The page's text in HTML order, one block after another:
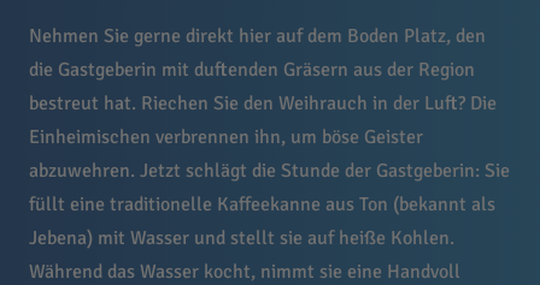
Nehmen Sie gerne direkt hier auf dem Boden Platz, den
die Gastgeberin mit duftenden Gräsern aus der Region
bestreut hat. Riechen Sie den Weihrauch in der Luft? Die
Einheimischen verbrennen ihn, um böse Geister
abzuwehren. Jetzt schlägt die Stunde der Gastgeberin: Sie
füllt eine traditionelle Kaffeekanne aus Ton (bekannt als
Jebena) mit Wasser und stellt sie auf heiße Kohlen.
Während das Wasser kocht, nimmt sie eine Handvoll